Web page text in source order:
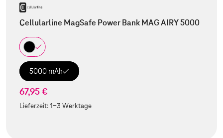
Cellularline MagSafe Power Bank MAG AIRY 5000
5000 mAh
67,95 €
Lieferzeit:1-3 Werktage